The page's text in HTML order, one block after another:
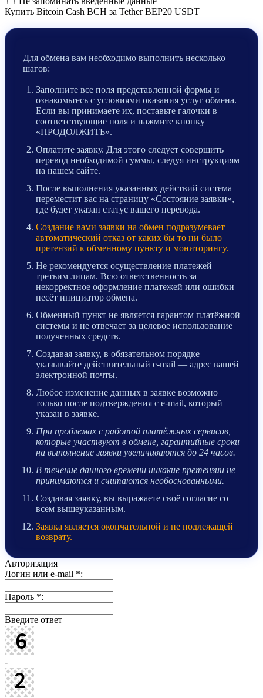
Купить Bitcoin Cash BCH за Tether BEP20 USDT
Для обмена вам необходимо выполнить несколько
шагов:
Заполните все поля представленной формы и
ознакомьтесь с условиями оказания услуг обмена.
Если вы принимаете их, поставьте галочки в
соответствующие поля и нажмите кнопку
«ПРОДОЛЖИТЬ».
Оплатите заявку. Для этого следует совершить
перевод необходимой суммы, следуя инструкциям
на нашем сайте.
После выполнения указанных действий система
переместит вас на страницу «Состояние заявки»,
где будет указан статус вашего перевода.
Создание вами заявки на обмен подразумевает
автоматический отказ от каких бы то ни было
претензий к обменному пункту и мониторингу.
Не рекомендуется осуществление платежей
третьим лицам. Всю ответственность за
некорректное оформление платежей или ошибки
несёт инициатор обмена.
Обменный пункт не является гарантом платёжной
системы и не отвечает за целевое использование
полученных средств.
Создавая заявку, в обязательном порядке
указывайте действительный e-mail — адрес вашей
электронной почты.
Любое изменение данных в заявке возможно
только после подтверждения с e-mail, который
указан в заявке.
При проблемах с работой платёжных сервисов,
которые участвуют в обмене, гарантийные сроки
на выполнение заявки увеличиваются до 24 часов.
В течение данного времени никакие претензии не
принимаются и считаются необоснованными.
Создавая заявку, вы выражаете своё согласие со
всем вышеуказанным.
Заявка является окончательной и не подлежащей
возврату.
Авторизация
Логин или e-mail *:
Пароль *:
Введите ответ
-